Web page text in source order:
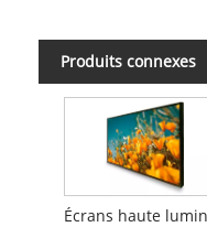
Produits connexes